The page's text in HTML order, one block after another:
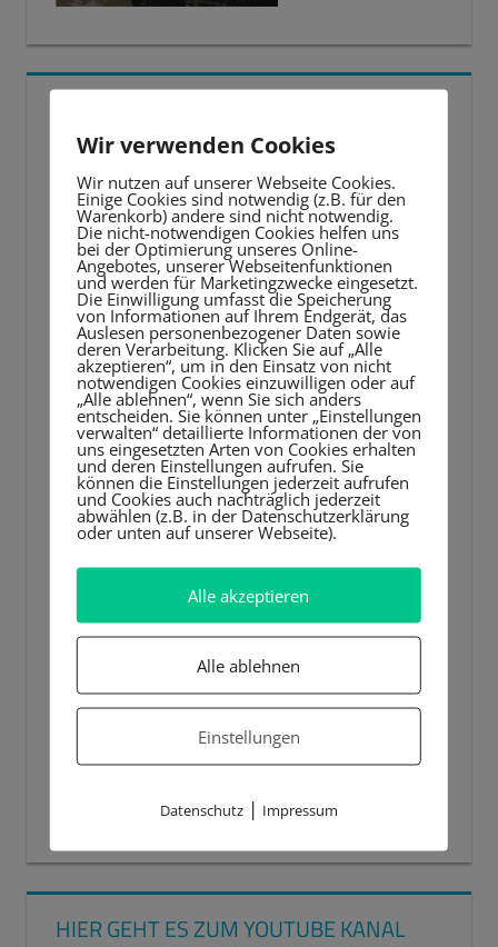
Video-
Player
HIER GEHT ES ZUM YOUTUBE KANAL
Wir verwenden Cookies
Wir nutzen auf unserer Webseite Cookies.
Einige Cookies sind notwendig (z.B. für den
Warenkorb) andere sind nicht notwendig.
Die nicht-notwendigen Cookies helfen uns
bei der Optimierung unseres Online-
Angebotes, unserer Webseitenfunktionen
und werden für Marketingzwecke eingesetzt.
Die Einwilligung umfasst die Speicherung
von Informationen auf Ihrem Endgerät, das
Auslesen personenbezogener Daten sowie
deren Verarbeitung. Klicken Sie auf „Alle
akzeptieren“, um in den Einsatz von nicht
notwendigen Cookies einzuwilligen oder auf
„Alle ablehnen“, wenn Sie sich anders
entscheiden. Sie können unter „Einstellungen
verwalten“ detaillierte Informationen der von
uns eingesetzten Arten von Cookies erhalten
und deren Einstellungen aufrufen. Sie
können die Einstellungen jederzeit aufrufen
und Cookies auch nachträglich jederzeit
abwählen (z.B. in der Datenschutzerklärung
oder unten auf unserer Webseite).
Alle akzeptieren
Alle ablehnen
Einstellungen
Datenschutz| Impressum